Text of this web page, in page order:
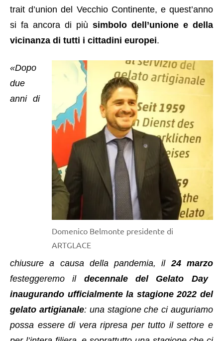
trait d’union del Vecchio Continente, e quest’anno
si fa ancora di più simbolo dell’unione e della
vicinanza di tutti i cittadini europei.
Domenico Belmonte presidente di
ARTGLACE
«Dopo
due
anni di
chiusure a causa della pandemia, il24 marzo
festeggeremo il decennale del Gelato Day
inaugurando ufficialmente la stagione 2022 del
gelato artigianale: una stagione che ci auguriamo
possa essere di vera ripresa per tutto il settore e